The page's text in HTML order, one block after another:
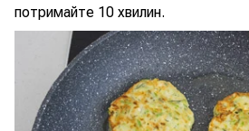
потримайте 10 хвилин.